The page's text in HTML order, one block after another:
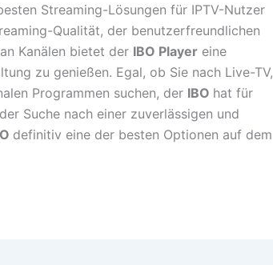
Streaming-Lösungen für IPTV-Nutzer
Qualität, der benutzerfreundlichen
Kanälen bietet der IBO Player eine
zu genießen. Egal, ob Sie nach Live-TV,
Programmen suchen, der IBO hat für
Suche nach einer zuverlässigen und
definitiv eine der besten Optionen auf dem